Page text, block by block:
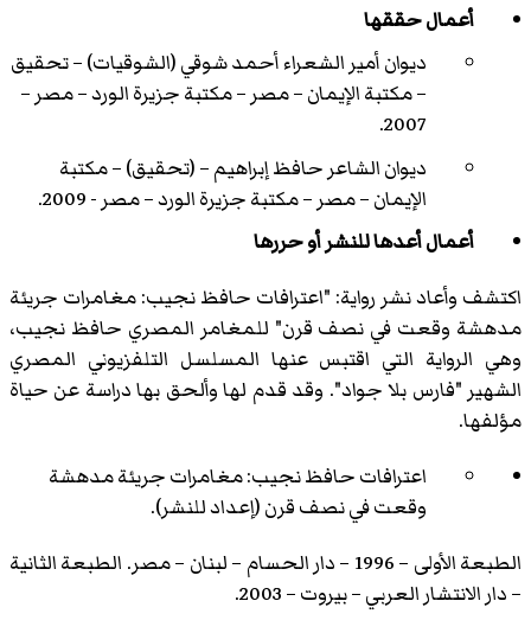
أعمال حققها
ديوان أمير الشعراء أحمد شوقي (الشوقيات) – تحقيق
– مكتبة الإيمان – مصر – مكتبة جزيرة الورد – مصر –
2007.
ديوان الشاعر حافظ إبراهيم – (تحقيق) – مكتبة
الإيمان – مصر – مكتبة جزيرة الورد – مصر - 2009.
أعمال أعدها للنشر أو حررها
اكتشف وأعاد نشر رواية: "اعترافات حافظ نجيب: مغامرات جريئة
مدهشة وقعت في نصف قرن" للمغامر المصري حافظ نجيب،
وهي الرواية التي اقتبس عنها المسلسل التلفزيوني المصري
الشهير "فارس بلا جواد". وقد قدم لها وألحق بها دراسة عن حياة
مؤلفها.
اعترافات حافظ نجيب: مغامرات جريئة مدهشة
وقعت في نصف قرن (إعداد للنشر).
الطبعة الأولى – 1996 – دار الحسام – لبنان – مصر. الطبعة الثانية
– دار الانتشار العربي – بيروت – 2003.